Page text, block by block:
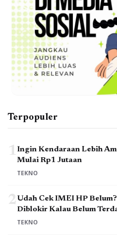
Terpopuler
1Ingin Kendaraan Lebih
Mulai Rp1 Jutaan
TEKNO
2Udah Cek IMEI HP
Diblokir Kalau Belum
TEKNO